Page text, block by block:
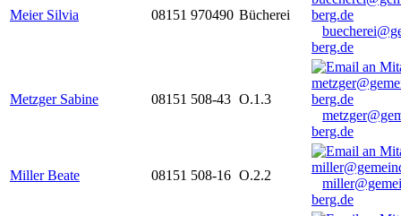
Meier Silvia 08151 970490 Bücherei
berg.de
Metzger Sabine 08151 508-43 O.1.3
berg.de
Miller Beate 08151 508-16 O.2.2
berg.de